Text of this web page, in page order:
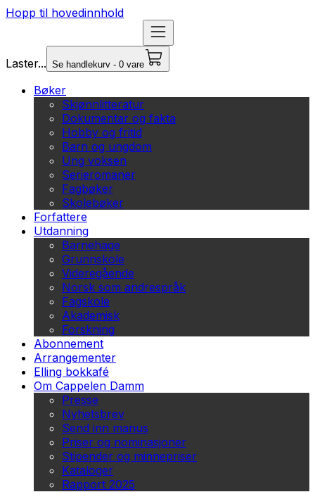
Hopp til hovedinnhold
Laster... Se handlekurv - 0 vare
Bøker
Skjønnlitteratur
Dokumentar og fakta
Hobby og fritid
Barn og ungdom
Ung voksen
Serieromaner
Fagbøker
Skolebøker
Forfattere
Utdanning
Barnehage
Grunnskole
Videregående
Norsk som andrespråk
Fagskole
Akademisk
Forskning
Abonnement
Arrangementer
Elling bokkafé
Om Cappelen Damm
Presse
Nyhetsbrev
Send inn manus
Priser og nominasjoner
Stipender og minnepriser
Kataloger
Rapport 2025